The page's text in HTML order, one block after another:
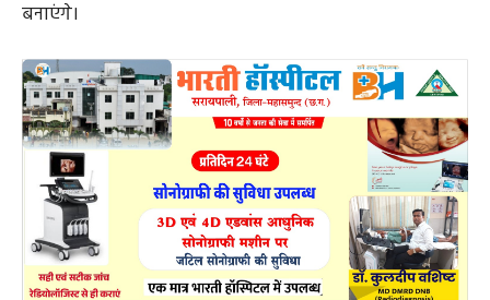
वीरनारायण सिंह द्वारा की गई लड़ाई को कौन भूल सकता है।
रायपुर सिपाही विद्रोह के नायक हनुमान सिंह जी का इस अवसर
पर स्मरण करना चाहूँगा। भूमकाल विद्रोह के माध्यम से वीर गुंडाधुर
ने अपनी मातृभूमि के लिए जिस अद्भुत शौर्य का प्रदर्शन किया, वो
इतिहास के स्वर्णिम अक्षरों में अंकित है। शहीद यादव राव, वेंकट
राव, धुरवा राव, डेबरी धुर, आयतु माहरा सहित हमारे अनेक
जनजातीय नायकों का बलिदान देशभक्ति की अद्भुुत मिसाल है।